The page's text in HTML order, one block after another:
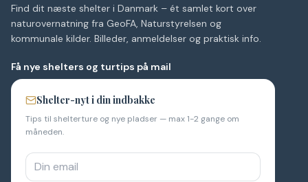
Find dit næste shelter i Danmark – ét samlet kort over
naturovernatning fra GeoFA, Naturstyrelsen og
kommunale kilder. Billeder, anmeldelser og praktisk info.
Få nye shelters og turtips på mail
Shelter-nyt i din indbakke
Tips til shelterture og nye pladser — max 1-2 gange om
måneden.